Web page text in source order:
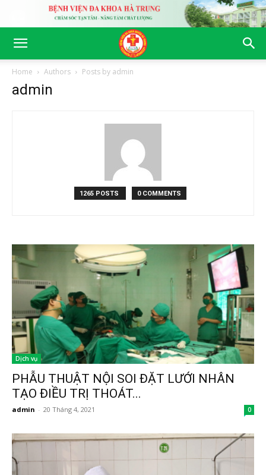
Home Authors Posts by admin
admin
1265 POSTS 0 COMMENTS
Dịch vụ
PHẪU THUẬT NỘI SOI ĐẶT LƯỚI NHÂN
TẠO ĐIỀU TRỊ THOÁT...
admin - 20 Tháng 4, 2021 0